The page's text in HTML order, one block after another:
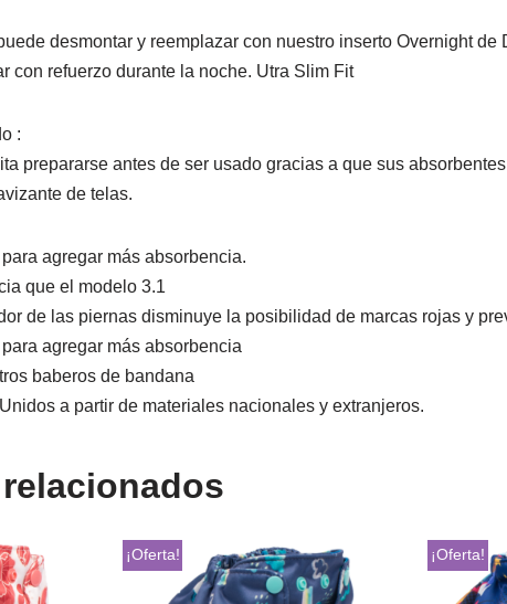
desmontar y reemplazar con nuestro inserto Overnight
con refuerzo durante la noche. Utra Slim Fit
:
prepararse antes de ser usado gracias a que sus
de telas.
agregar más absorbencia.
que el modelo 3.1
de las piernas disminuye la posibilidad de marcas rojas y
agregar más absorbencia
baberos de bandana
a partir de materiales nacionales y extranjeros.
¡Oferta! ¡Oferta!